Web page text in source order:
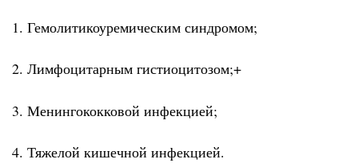
1. Гемолитикоуремическим синдромом;
2. Лимфоцитарным гистиоцитозом;+
3. Менингококковой инфекцией;
4. Тяжелой кишечной инфекцией.